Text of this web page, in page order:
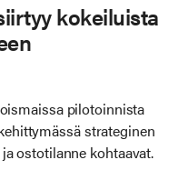
kokeiluista
pilotoinnista
strateginen
ostotilanne kohtaavat.